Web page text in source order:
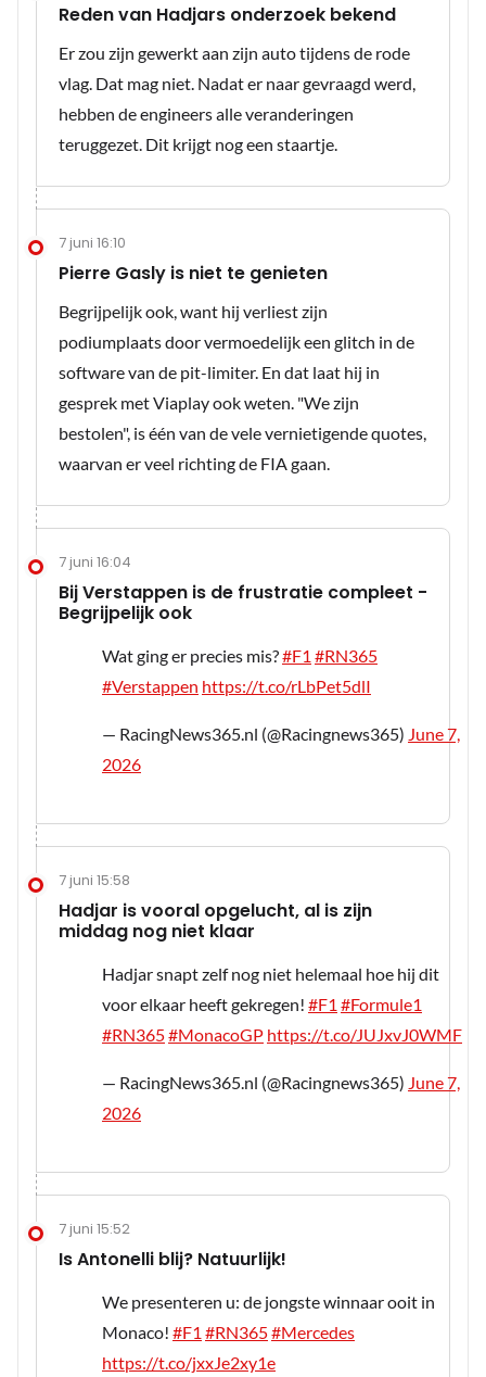
Reden van Hadjars onderzoek bekend
Er zou zijn gewerkt aan zijn auto tijdens de rode
vlag. Dat mag niet. Nadat er naar gevraagd werd,
hebben de engineers alle veranderingen
teruggezet. Dit krijgt nog een staartje.
7 juni 16:10
Pierre Gasly is niet te genieten
Begrijpelijk ook, want hij verliest zijn
podiumplaats door vermoedelijk een glitch in de
software van de pit-limiter. En dat laat hij in
gesprek met Viaplay ook weten. "We zijn
bestolen", is één van de vele vernietigende quotes,
waarvan er veel richting de FIA gaan.
7 juni 16:04
Bij Verstappen is de frustratie compleet -
Begrijpelijk ook
Wat ging er precies mis?#F1 #RN365
#Verstappen https://t.co/rLbPet5dlI
— RacingNews365.nl (@Racingnews365) June 7,
2026
7 juni 15:58
Hadjar is vooral opgelucht, al is zijn
middag nog niet klaar
Hadjar snapt zelf nog niet helemaal hoe hij dit
voor elkaar heeft gekregen! #F1 #Formule1
#RN365#MonacoGP https://t.co/JUJxvJ0WMF
— RacingNews365.nl (@Racingnews365) June 7,
2026
7 juni 15:52
Is Antonelli blij? Natuurlijk!
We presenteren u: de jongste winnaar ooit in
Monaco! #F1 #RN365#Mercedes
https://t.co/jxxJe2xy1e